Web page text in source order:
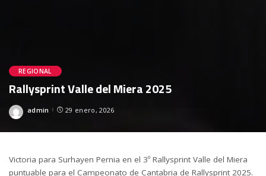
REGIONAL
Rallysprint Valle del Miera 2025
Posted
admin 29 enero, 2026
Victoria para Surhayen Pernia en el 3º Rallysprint Valle del Miera
puntuable para el Campeonato de Cantabria de Rallysprint 2025.